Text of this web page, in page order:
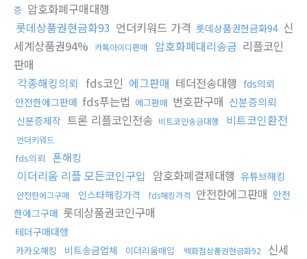
증 암호화폐구매대행
롯데상품권현금화93 언더키워드 가격 롯데상품권현금화94 신
세계상품권94% 카톡아이디판매 암호화폐대리송금 리플코인
판매
각종해킹의뢰 fds코인 에그판매 테더전송대행 fds의뢰
안전한에그판매 fds푸는법 에그판매 번호판구매 신분증의뢰
신분증제작 트론 리플코인전송 비트코인송금대행 비트코인환전
언더키워드
fds의뢰 폰해킹
이더리움 리플 모든코인구입 암호화폐결제대행 유튜브해킹
안전한에그구매 인스타해킹가격 fds해킹가격 안전한에그판매 안전
한에그구매 롯데상품권코인구매
테더구매대행
카카오해킹 비트송금업체 이더리움매입 백화점상품권현금화92
신세